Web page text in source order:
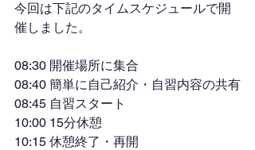
今回は下記のタイムスケジュールで開
催しました。
08:30 開催場所に集合
08:40 簡単に自己紹介・自習内容の共有
08:45 自習スタート
10:00 15分休憩
10:15 休憩終了・再開